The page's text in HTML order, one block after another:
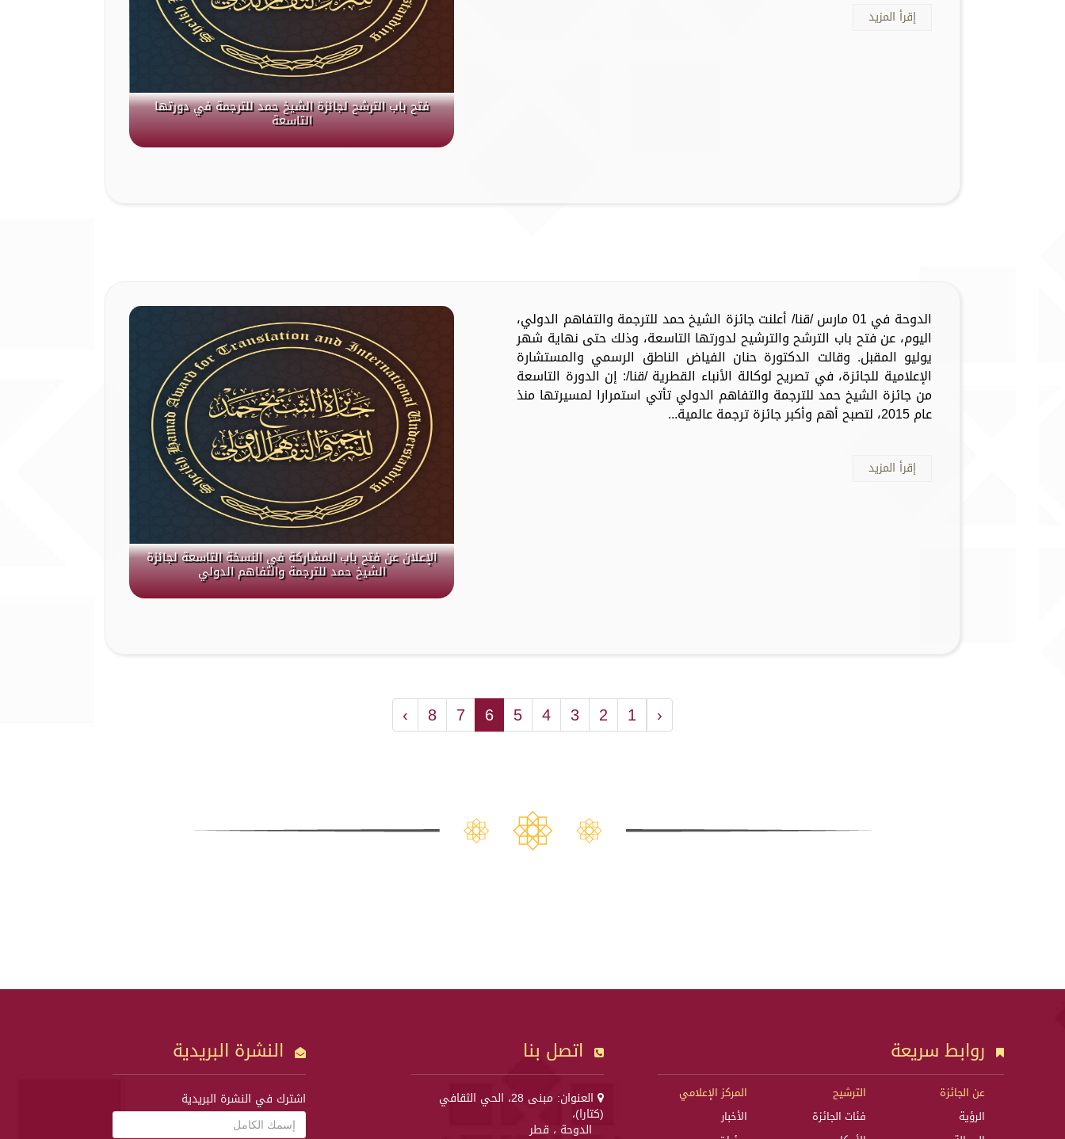
فتح باب الترشح لجائزة الشيخ حمد للترجمة في دورتها
التاسعة
إقرأ المزيد
الإعلان عن فتح باب المشاركة في النسخة التاسعة لجائزة
الشيخ حمد للترجمة والتفاهم الدولي
الدوحة في 01 مارس /قنا/ أعلنت جائزة الشيخ حمد للترجمة والتفاهم الدولي،
اليوم، عن فتح باب الترشح والترشيح لدورتها التاسعة، وذلك حتى نهاية شهر
يوليو المقبل. وقالت الدكتورة حنان الفياض الناطق الرسمي والمستشارة
الإعلامية للجائزة، في تصريح لوكالة الأنباء القطرية /قنا/: إن الدورة التاسعة
من جائزة الشيخ حمد للترجمة والتفاهم الدولي تأتي استمرارا لمسيرتها منذ
عام 2015، لتصبح أهم وأكبر جائزة ترجمة عالمية...
إقرأ المزيد
‹
1
2
3
4
5
6
7
8
›
روابط سريعة
عن الجائزة
الرؤية
الترشيح
فئات الجائزة
المركز الإعلامي
الأخبار
اتصل بنا
العنوان: مبنى 28، الحي الثقافي
(كتارا)،
الدوحة ، قطر
النشرة البريدية
اشترك في النشرة البريدية